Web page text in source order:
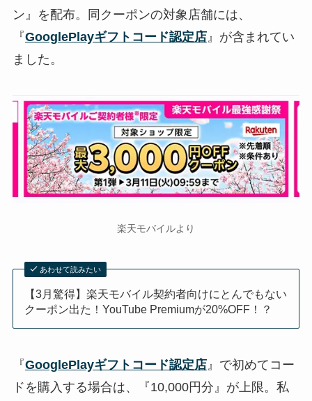
ン』を配布。同クーポンの対象店舗には、
『GooglePlayギフトコード認定店』が含まれてい
ました。
楽天モバイルより
あわせて読みたい
【3月驚得】楽天モバイル契約者向けにとんでもない
クーポン出た！YouTube Premiumが20%OFF！？
『GooglePlayギフトコード認定店』で初めてコー
ドを購入する場合は、『10,000円分』が上限。私